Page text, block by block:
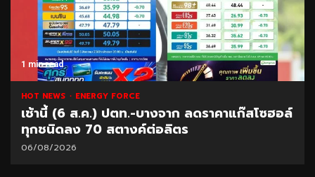
1 min read
HOT NEWS ENERGY FORCE
เช้านี้ (6 ส.ค.) ปตท.-บางจาก ลดราคาแก๊สโซฮอล์
ทุกชนิดลง 70 สตางค์ต่อลิตร
06/08/2026